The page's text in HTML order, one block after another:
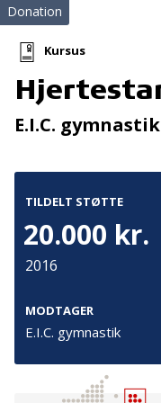
En
Donation
Kursus
E.I.C. gymnastik
TILDELT STØTTE
20.000 kr.
2016
MODTAGER
E.I.C. gymnastik
Tilmeld
De seneste nyheder
aktiviteter direkte i din